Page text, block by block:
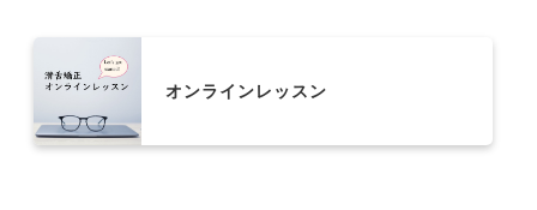
オンラインレッスン